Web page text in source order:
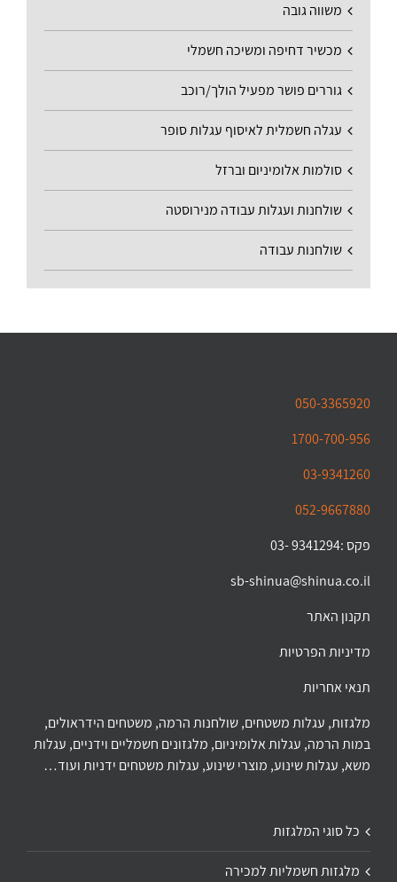
משווה גובה
מכשיר דחיפה ומשיכה חשמלי
גוררים פושר מפעיל הולך/רוכב
עגלה חשמלית לאיסוף עגלות סופר
סולמות אלומיניום וברזל
שולחנות ועגלות עבודה מנירוסטה
שולחנות עבודה
050-3365920
1700-700-956
03-9341260
052-9667880
פקס :9341294 -03
sb-shinua@shinua.co.il
תקנון האתר
מדיניות הפרטיות
תנאי אחריות
מלגזות, עגלות משטחים, שולחנות הרמה, משטחים הידראולים,
במות הרמה, עגלות אלומיניום, מלגזונים חשמליים וידניים, עגלות
משא, עגלות שינוע, מוצרי שינוע, עגלות משטחים ידניות ועוד…
כל סוגי המלגזות
מלגזות חשמליות למכירה